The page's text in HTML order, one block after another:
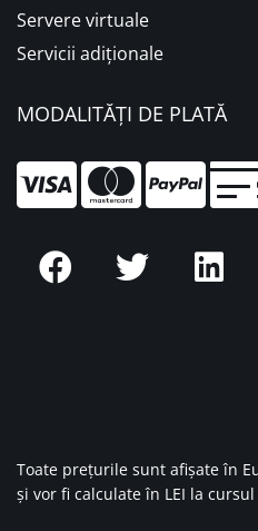
Servere virtuale
Servicii adiționale
MODALITĂȚI DE PLATĂ
Toate prețurile sunt afișate în
și vor fi calculate în LEI la cursul